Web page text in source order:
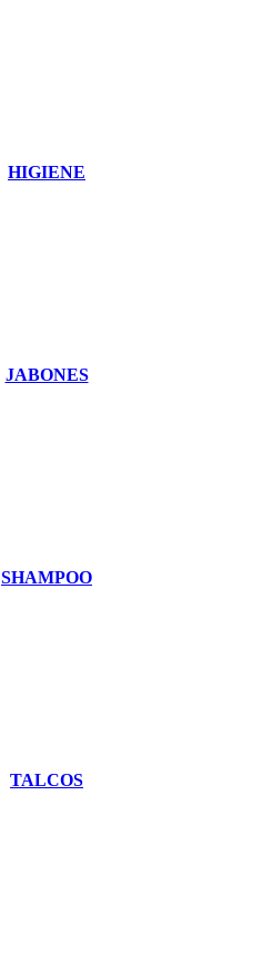
HIGIENE
JABONES
SHAMPOO
TALCOS